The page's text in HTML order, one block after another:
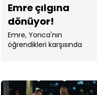
Emre çılgına
dönüyor!
Emre, Yonca'nın
öğrendikleri karşısında